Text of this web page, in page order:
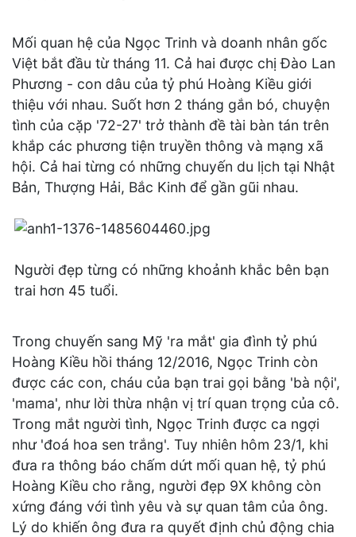
Mối quan hệ của Ngọc Trinh và doanh nhân gốc
Việt bắt đầu từ tháng 11. Cả hai được chị Đào Lan
Phương - con dâu của tỷ phú Hoàng Kiều giới
thiệu với nhau. Suốt hơn 2 tháng gắn bó, chuyện
tình của cặp '72-27' trở thành đề tài bàn tán trên
khắp các phương tiện truyền thông và mạng xã
hội. Cả hai từng có những chuyến du lịch tại Nhật
Bản, Thượng Hải, Bắc Kinh để gần gũi nhau.
Người đẹp từng có những khoảnh khắc bên bạn
trai hơn 45 tuổi.
Trong chuyến sang Mỹ 'ra mắt' gia đình tỷ phú
Hoàng Kiều hồi tháng 12/2016, Ngọc Trinh còn
được các con, cháu của bạn trai gọi bằng 'bà nội',
'mama', như lời thừa nhận vị trí quan trọng của cô.
Trong mắt người tình, Ngọc Trinh được ca ngợi
như 'đoá hoa sen trắng'. Tuy nhiên hôm 23/1, khi
đưa ra thông báo chấm dứt mối quan hệ, tỷ phú
Hoàng Kiều cho rằng, người đẹp 9X không còn
xứng đáng với tình yêu và sự quan tâm của ông.
Lý do khiến ông đưa ra quyết định chủ động chia